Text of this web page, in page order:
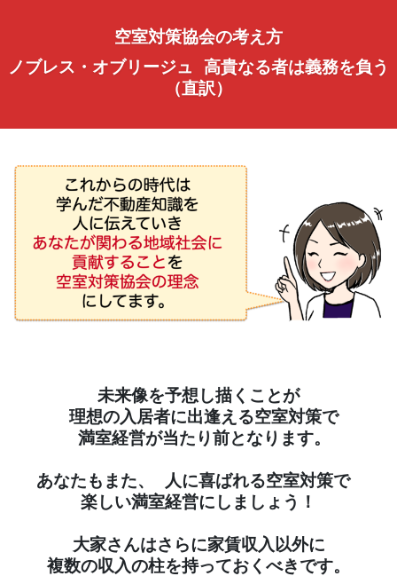
空室対策協会の考え方
ノブレス・オブリージュ 高貴なる者は義務を負う
（直訳）
未来像を予想し描くことが
理想の入居者に出逢える空室対策で
満室経営が当たり前となります。
あなたもまた、 人に喜ばれる空室対策で
楽しい満室経営にしましょう！
大家さんはさらに家賃収入以外に
複数の収入の柱を持っておくべきです。